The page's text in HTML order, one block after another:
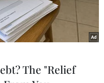
mạc Đại lễ Phật
Long-Hà Nội và
văn hóa dân tộc
Hòa thượng Thích
The "Relief